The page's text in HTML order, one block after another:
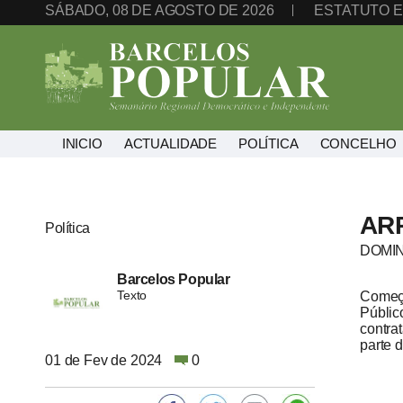
SÁBADO, 08 DE AGOSTO DE 2026 ESTATUTO
INICIO ACTUALIDADE POLÍTICA CONCELHO
parte
Política
Barcelos Popular
Texto
01 de Fev de 2024 0